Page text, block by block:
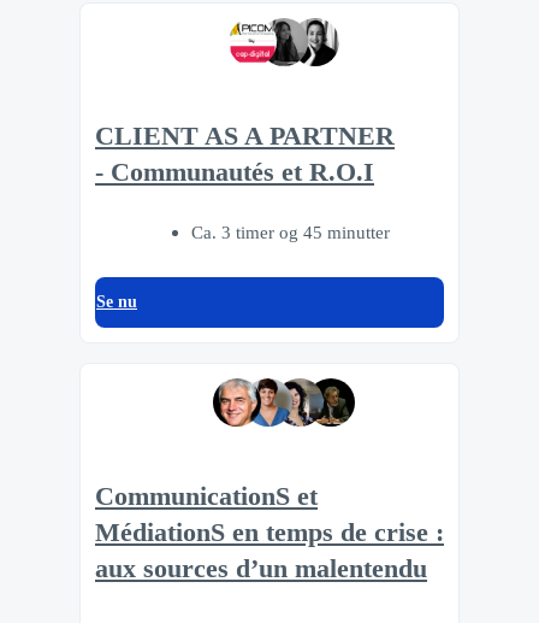
CLIENT AS A PARTNER
- Communautés et R.O.I
Ca. 3 timer og 45 minutter
Se nu
CommunicationS et
MédiationS en temps de crise :
aux sources d’un malentendu